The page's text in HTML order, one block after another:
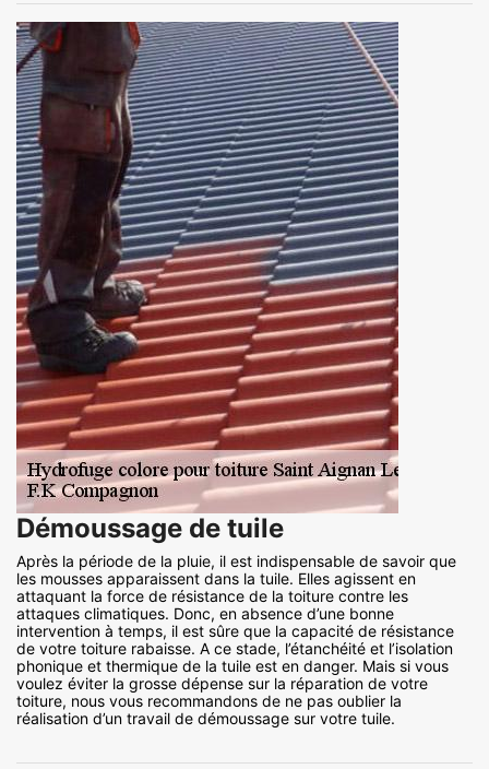
Démoussage de tuile
Après la période de la pluie, il est indispensable de savoir que
les mousses apparaissent dans la tuile. Elles agissent en
attaquant la force de résistance de la toiture contre les
attaques climatiques. Donc, en absence d’une bonne
intervention à temps, il est sûre que la capacité de résistance
de votre toiture rabaisse. A ce stade, l’étanchéité et l’isolation
phonique et thermique de la tuile est en danger. Mais si vous
voulez éviter la grosse dépense sur la réparation de votre
toiture, nous vous recommandons de ne pas oublier la
réalisation d’un travail de démoussage sur votre tuile.